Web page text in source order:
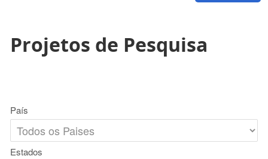
Projetos de Pesquisa
País
Estados